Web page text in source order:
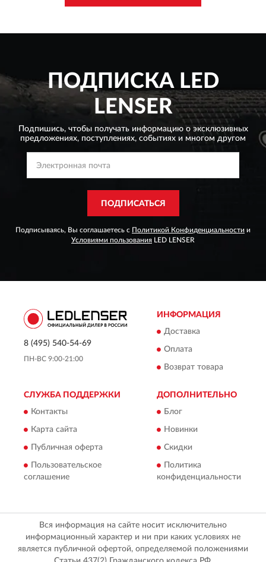
ПОДПИСКАLED
LENSER
Подпишись, чтобы получать информацию о эксклюзивных
предложениях, поступлениях, событиях и многом другом
ПОДПИСАТЬСЯ
Подписываясь, Вы соглашаетесь с Политикой Конфиденциальности и
Условиями пользования LED LENSER
8 (495) 540-54-69
ПН-ВС 9:00-21:00
ИНФОРМАЦИЯ
Доставка
Оплата
Возврат товара
СЛУЖБА ПОДДЕРЖКИ
Контакты
Карта сайта
Публичная оферта
Пользовательское
соглашение
ДОПОЛНИТЕЛЬНО
Блог
Новинки
Скидки
Политика
конфиденциальности
Вся информация на сайте носит исключительно
информационный характер и ни при каких условиях не
является публичной офертой, определяемой положениями